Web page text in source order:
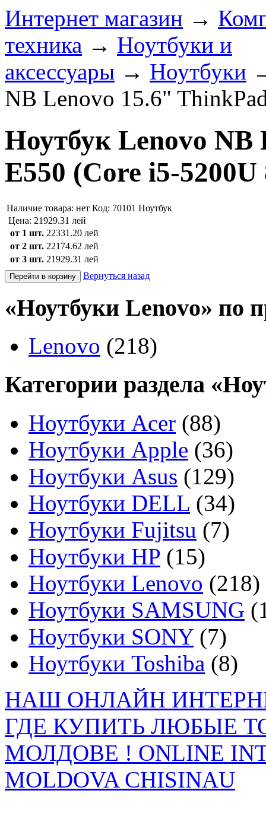
Интернет магазин →
техника → Ноутбуки и
аксессуары → Ноутбуки
NB Lenovo 15.6"
Ноутбук Lenovo
E550 (Core i5-
Наличие товара: нет Код: 70101 Ноутбук
Цена: 21929.31 лей
от 1 шт. 22331.20 лей
от 2 шт. 22174.62 лей
от 3 шт. 21929.31 лей
Вернуться назад
«Ноутбуки Lenovo» по
Lenovo (218)
Категории раздела
Ноутбуки Acer (88)
Ноутбуки Apple (36)
Ноутбуки Asus (129)
Ноутбуки DELL (34)
Ноутбуки Fujitsu (7)
Ноутбуки HP (15)
Ноутбуки Lenovo (218)
Ноутбуки SAMSUNG
Ноутбуки SONY(7)
Ноутбуки Toshiba (8)
НАШ ОНЛАЙН
ГДЕ КУПИТЬ ЛЮБЫЕ
МОЛДОВЕ ! ONLINE
MOLDOVA CHISINAU